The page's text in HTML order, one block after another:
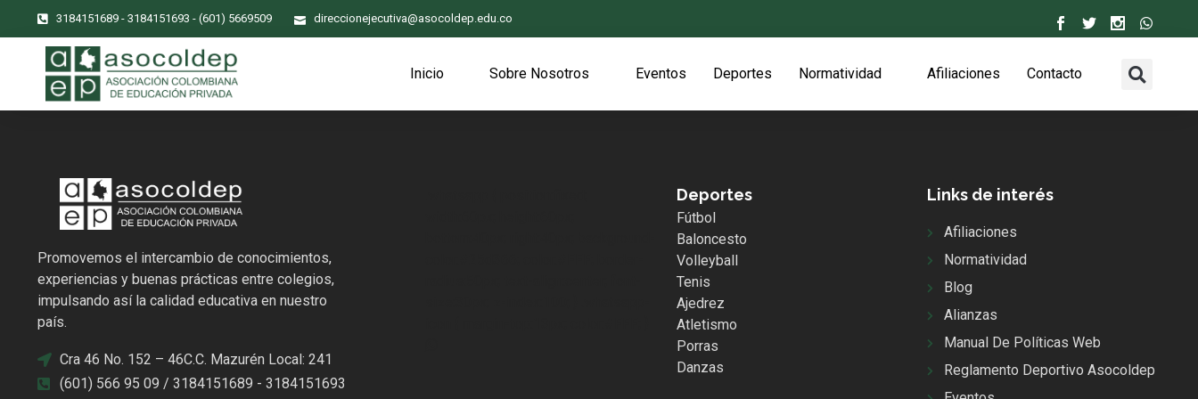
3184151689 - 3184151693 - (601) 5669509 direccionejecutiva@asocoldep.edu.co
Inicio Sobre Nosotros Eventos Deportes Normatividad Afiliaciones Contacto
Promovemos el intercambio de conocimientos,
experiencias y buenas prácticas entre colegios,
impulsando así la calidad educativa en nuestro
país.
Cra 46 No. 152 – 46C.C. Mazurén Local: 241
(601) 566 95 09 / 3184151689 - 3184151693
Deportes
Fútbol
Baloncesto
Volleyball
Tenis
Ajedrez
Atletismo
Porras
Danzas
Links de interés
Afiliaciones
Normatividad
Blog
Alianzas
Manual De Políticas Web
Reglamento Deportivo Asocoldep